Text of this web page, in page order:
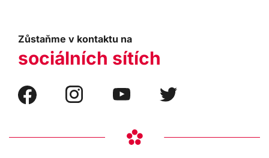
Zůstaňme v kontaktu na
sociálních sítích